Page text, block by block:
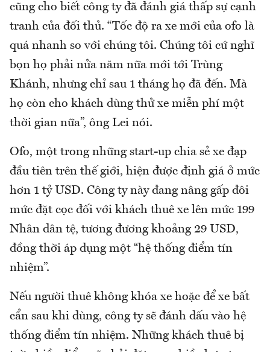
cũng cho biết công ty đã đánh giá thấp sự cạnh
tranh của đối thủ. “Tốc độ ra xe mới của ofo là
quá nhanh so với chúng tôi. Chúng tôi cứ nghĩ
bọn họ phải nửa năm nữa mới tới Trùng
Khánh, nhưng chỉ sau 1 tháng họ đã đến. Mà
họ còn cho khách dùng thử xe miễn phí một
thời gian nữa”, ông Lei nói.
Ofo, một trong những start-up chia sẻ xe đạp
đầu tiên trên thế giới, hiện được định giá ở mức
hơn 1 tỷ USD. Công ty này đang nâng gấp đôi
mức đặt cọc đối với khách thuê xe lên mức 199
Nhân dân tệ, tương đương khoảng 29 USD,
đồng thời áp dụng một “hệ thống điểm tín
nhiệm”.
Nếu người thuê không khóa xe hoặc để xe bất
cẩn sau khi dùng, công ty sẽ đánh dấu vào hệ
thống điểm tín nhiệm. Những khách thuê bị